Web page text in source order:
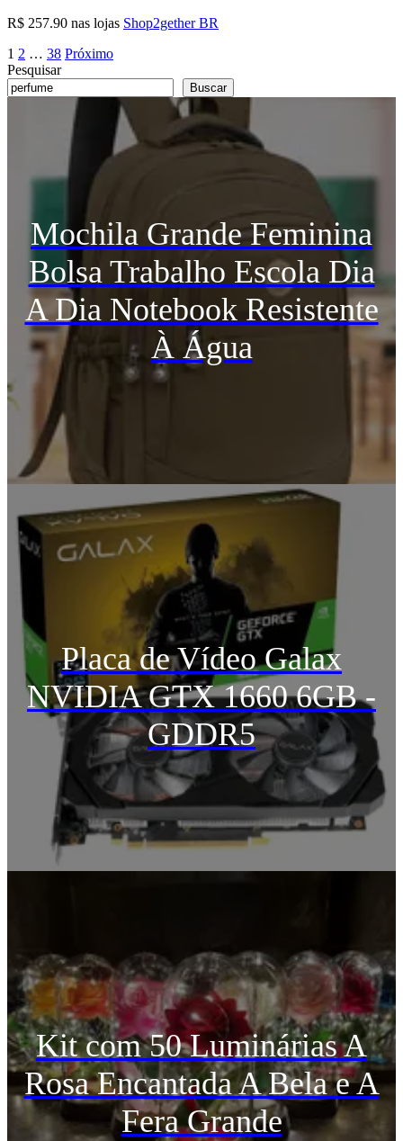
R$ 257.90 nas lojas Shop2gether BR
Paginação
de
1 2 … 38 Próximo
Pesquisar
Buscar
Mochila Grande Feminina
Bolsa Trabalho Escola Dia
A Dia Notebook Resistente
À Água
Placa de Vídeo Galax
NVIDIA GTX 1660 6GB -
GDDR5
Kit com 50 Luminárias A
Rosa Encantada A Bela e A
Fera Grande